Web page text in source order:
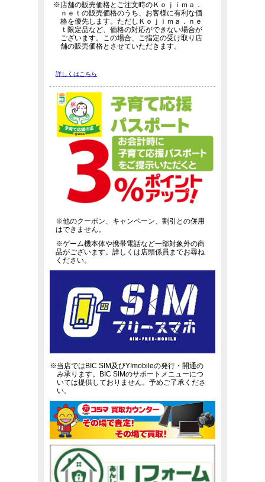
※店舗の販売価格とご注文時のＫｏｊｉｍａ．
ｎｅｔの販売価格のうち、お客様に有利な価
格を優先します。ただしＫｏｊｉｍａ．ｎｅ
ｔ限定品など、価格の対応ができない場合が
ございます。この場合、ご指定の受け取り店
舗の販売価格とさせていただきます。
詳しくはこちら
※他のクーポン、キャンペーン、割引との併用
はできません。
※ゲーム機本体や携帯電話など一部対象外の商
品がございます。詳しくは店頭係員までお尋ね
ください。
※当店ではBIC SIM及びY!mobileの発行・開通の
み承ります。BIC SIMのサポートメニューにつ
いては提供しておりません。予めご了承くださ
い。